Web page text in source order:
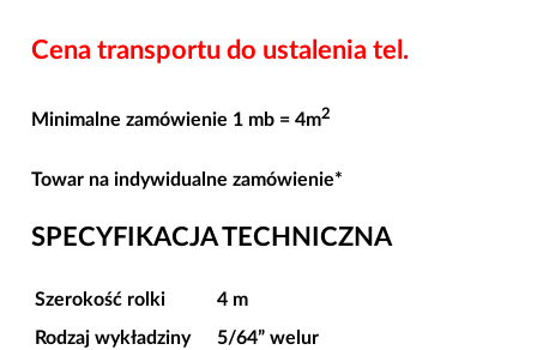
Cena transportu do ustalenia tel.
Minimalne zamówienie 1 mb = 4m2
Towar na indywidualne zamówienie*
SPECYFIKACJA TECHNICZNA
Szerokość rolki
4 m
Rodzaj wykładziny
5/64” welur